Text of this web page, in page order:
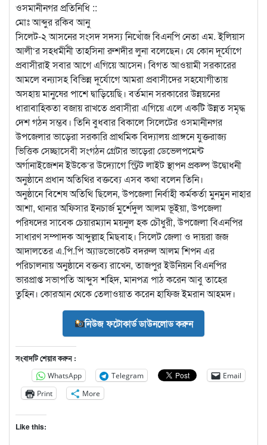
ওসমানীনগর প্রতিনিধি ::
মোঃ আব্দুর রকিব আনু
সিলেট-২ আসনের সংসদ সদস্য নিখোঁজ বিএনপি নেতা এম. ইলিয়াস
আলী‘র সহধর্মীনী তাহসিনা রুশদীর লুনা বলেছেন। যে কোন দূর্যোগে
প্রবাসীরাই সবার আগে এগিয়ে আসেন। বিগত আওয়ামী সরকারের
আমলে বন্যাসহ বিভিন্ন দূর্যোগে আমরা প্রবাসীদের সহযোগীতায়
অসহায় মানুষের পাশে দ্বাড়িয়েছি। বর্তমান সরকারের উন্নয়নের
ধারাবাহিকতা বজায় রাখতে প্রবাসীরা এগিয়ে এলে একটি উন্নত সমৃদ্ধ
দেশ গঠন সম্ভব। তিনি বুধবার বিকালে সিলেটের ওসমানীনগর
উপজেলার ভাড়েরা সরকারি প্রাথমিক বিদ্যালয় প্রাঙ্গনে যুক্তরাজ্য
ভিত্তিক সেচ্ছাসেবী সংগঠন গ্রেটার ভাড়েরা ডেভেলপমেন্ট
অর্গানাইজেশন ইউকে‘র উদ্যোগে স্ট্রিট লাইট স্থাপন প্রকল্প উদ্বোধনী
অনুষ্ঠানে প্রধান অতিথির বক্তব্যে এসব কথা বলেন তিনি।
অনুষ্ঠানে বিশেষ অতিথি ছিলেন, উপজেলা নির্বাহী কর্মকর্তা মুনমুন নাহার
আশা, থানার অফিসার ইনচার্জ মুর্শেদুল আলম ভূইয়া, উপজেলা
পরিষদের সাবেক চেয়ারম্যান ময়নুল হক চৌধুরী, উপজেলা বিএনপির
সাধারণ সম্পাদক আব্দুল্লাহ মিছবাহ। সিলেট জেলা ও দায়রা জজ
আদালতের এ.পি.পি অ্যাডভোকেট বদরুল আলম শিপন এর
পরিচালনায় অনুষ্ঠানে বক্তব্য রাখেন, তাজপুর ইউনিয়ন বিএনপির
ভারপ্রাপ্ত সভাপতি আব্দুস শহিদ, মানপত্র পাঠ করেন আবু তাহের
তুহিন। কোরআন থেকে তেলাওয়াত করেন হাফিজ ইমরান আহমদ।
নিউজ ফটোকার্ড ডাউনলোড করুন
সংবাদটি শেয়ার করুন :
WhatsApp Telegram
Email
Print
More
Like this: